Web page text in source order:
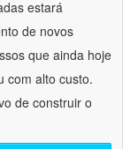
estará
de novos
que ainda hoje
com alto custo.
de construir o